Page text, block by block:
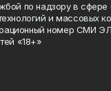
по надзору в сфере
и массовых
номер СМИ
«18+»